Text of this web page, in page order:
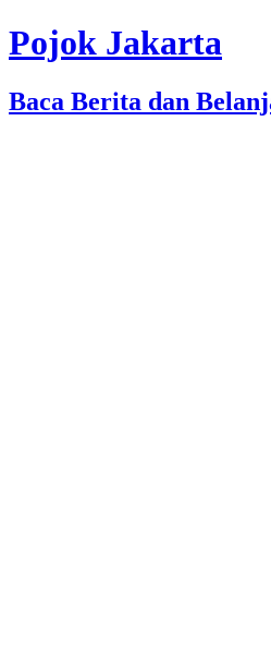
Pojok Jakarta
Baca Berita dan